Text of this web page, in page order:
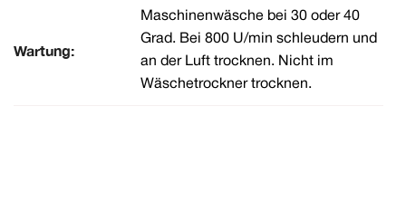
Wartung:
Maschinenwäsche bei 30 oder 40
Grad. Bei 800 U/min schleudern und
an der Luft trocknen. Nicht im
Wäschetrockner trocknen.